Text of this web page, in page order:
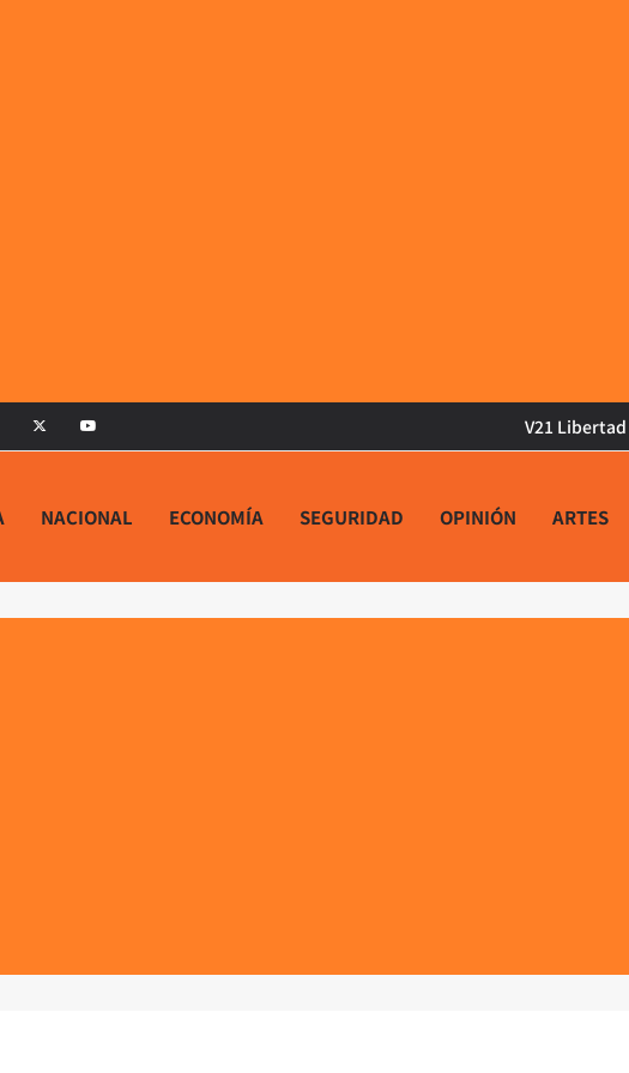
V21 Libertad
NACIONAL ECONOMÍA SEGURIDAD OPINIÓN ARTES